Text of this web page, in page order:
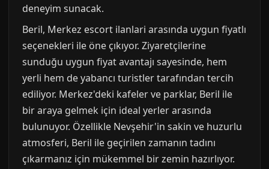
deneyim sunacak.
Beril, Merkez escort ilanlari arasında uygun fiyatlı
seçenekleri ile öne çıkıyor. Ziyaretçilerine
sunduğu uygun fiyat avantajı sayesinde, hem
yerli hem de yabancı turistler tarafından tercih
ediliyor. Merkez'deki kafeler ve parklar, Beril ile
bir araya gelmek için ideal yerler arasında
bulunuyor. Özellikle Nevşehir'in sakin ve huzurlu
atmosferi, Beril ile geçirilen zamanın tadını
çıkarmanız için mükemmel bir zemin hazırlıyor.